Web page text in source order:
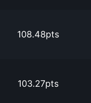
108.48pts
103.27pts